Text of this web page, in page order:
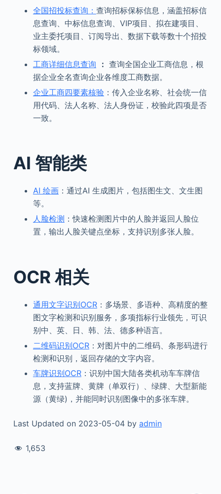
全国招投标查询： 查询招标保标信息，涵盖招标信
息查询、中标信息查询、VIP项目、拟在建项目、
业主委托项目、订阅导出、数据下载等数十个招投
标领域。
工商详细信息查询
： 查询全国企业工商信息，根
据企业全名查询企业各维度工商数据。
企业工商四要素核验：传入企业名称、社会统一信
用代码、法人名称、法人身份证，校验此四项是否
一致。
AI 智能类
AI 绘画：通过AI 生成图片，包括图生文、文生图
等。
人脸检测 ：快速检测图片中的人脸并返回人脸位
置，输出人脸关键点坐标，支持识别多张人脸。
OCR 相关
通用文字识别OCR：多场景、多语种、高精度的整
图文字检测和识别服务，多项指标行业领先，可识
别中、英、日、韩、法、德多种语言。
二维码识别OCR：对图片中的二维码、条形码进行
检测和识别，返回存储的文字内容。
车牌识别OCR：识别中国大陆各类机动车车牌信
息，支持蓝牌、黄牌（单双行）、绿牌、大型新能
源（黄绿)，并能同时识别图像中的多张车牌。
Last Updated on 2023-05-04 by admin
1,653